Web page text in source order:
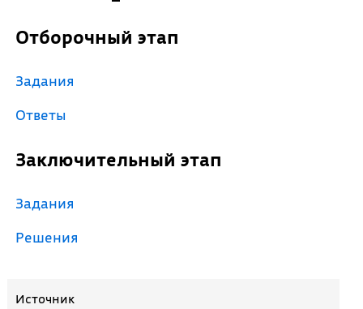
Отборочный этап
Задания
Ответы
Заключительный этап
Задания
Решения
Источник